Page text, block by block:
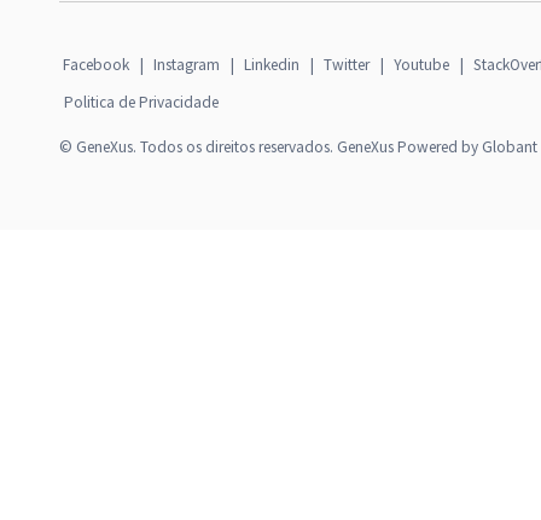
Facebook | Instagram | Linkedin | Twitter | Youtube |
Politica de Privacidade
© GeneXus. Todos os direitos reservados. GeneXus Powered by Globant